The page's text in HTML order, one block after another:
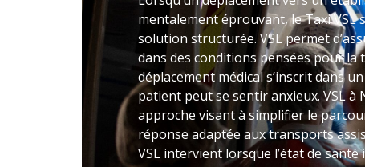
mentalement éprouvant, le Taxi VSL
solution structurée. VSL permet
dans des conditions pensées pour la
déplacement médical s’inscrit dans
patient peut se sentir anxieux. VSL à
approche visant à simplifier le
réponse adaptée aux transports
VSL intervient lorsque l’état de